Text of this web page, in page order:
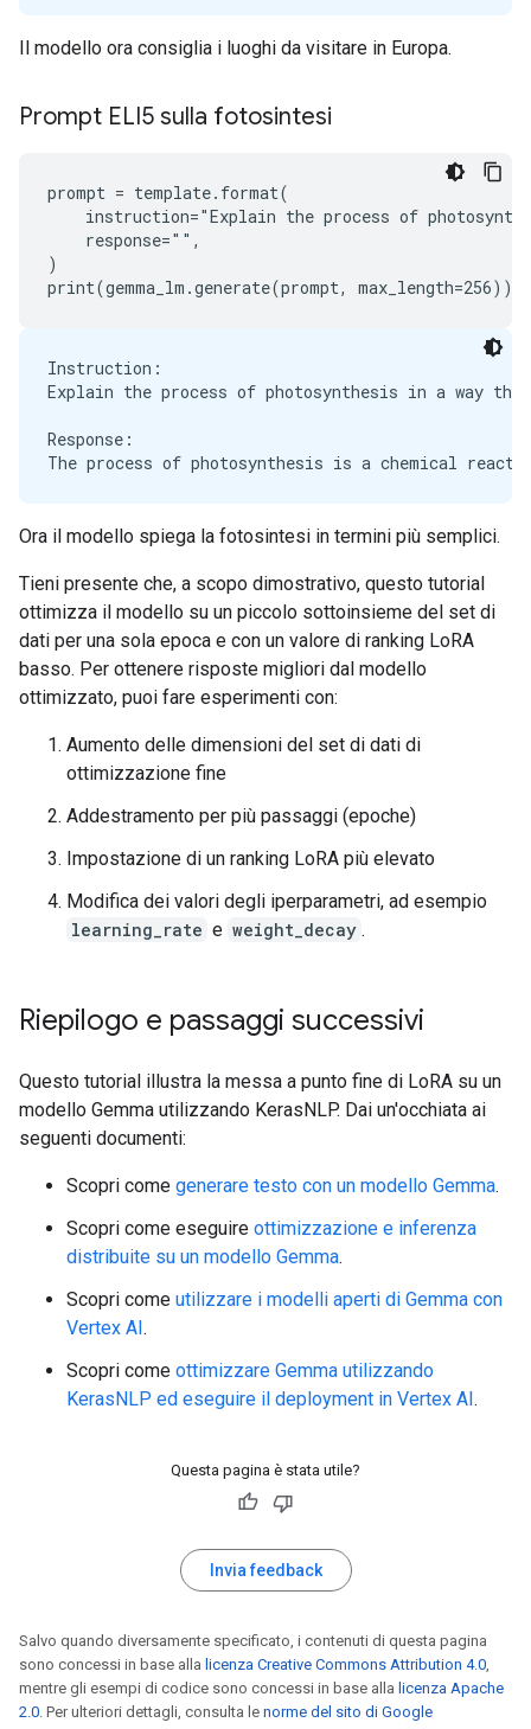
Il modello ora consiglia i luoghi da visitare in Europa.
Prompt ELI5 sulla fotosintesi
prompt = template.format(
instruction="Explain the process of
    response="",
)
Instruction:
Explain the process of photosynthesis in a way
Response:
Ora il modello spiega la fotosintesi in termini più semplici.
Tieni presente che, a scopo dimostrativo, questo tutorial
ottimizza il modello su un piccolo sottoinsieme del set di
dati per una sola epoca e con un valore di ranking LoRA
basso. Per ottenere risposte migliori dal modello
ottimizzato, puoi fare esperimenti con:
Aumento delle dimensioni del set di dati di
ottimizzazione fine
Addestramento per più passaggi (epoche)
Impostazione di un ranking LoRA più elevato
Modifica dei valori degli iperparametri, ad esempio
learning_rate e weight_decay .
Riepilogo e passaggi successivi
Questo tutorial illustra la messa a punto fine di LoRA su un
modello Gemma utilizzando KerasNLP. Dai un'occhiata ai
seguenti documenti:
Scopri come generare testo con un modello Gemma.
Scopri come eseguire ottimizzazione e inferenza
distribuite su un modello Gemma.
Scopri come utilizzare i modelli aperti di Gemma con
Vertex AI.
Scopri come ottimizzare Gemma utilizzando
KerasNLP ed eseguire il deployment in Vertex AI.
Questa pagina è stata utile?
Invia feedback
Salvo quando diversamente specificato, i contenuti di questa pagina
sono concessi in base alla licenza Creative Commons Attribution 4.0,
mentre gli esempi di codice sono concessi in base alla licenza Apache
2.0. Per ulteriori dettagli, consulta le norme del sito di Google